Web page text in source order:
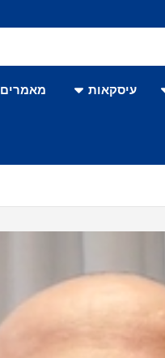
עיסקאות מאמרים